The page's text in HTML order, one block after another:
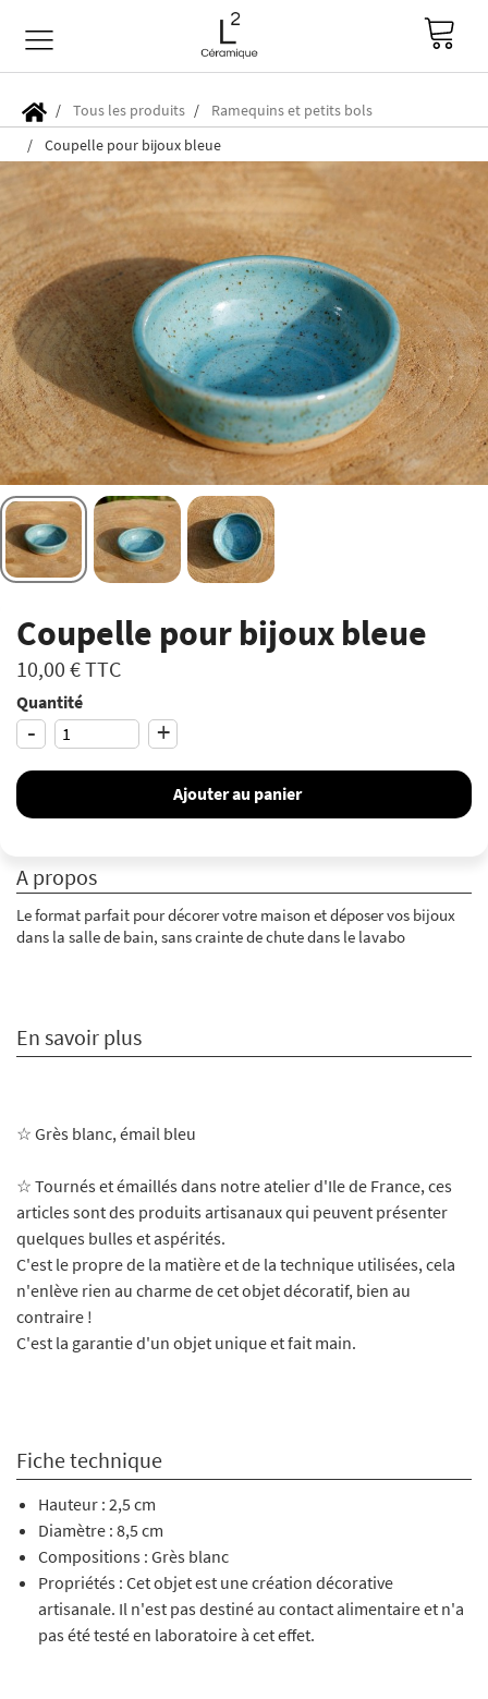
Tous les produits
Ramequins et petits bols
Coupelle pour bijoux bleue
Coupelle pour bijoux bleue
10,00 €TTC
Quantité
- +
Ajouter au panier
A propos
Le format parfait pour décorer votre maison et déposer vos bijoux
dans la salle de bain, sans crainte de chute dans le lavabo
En savoir plus
☆ Grès blanc, émail bleu
☆ Tournés et émaillés dans notre atelier d'Ile de France, ces
articles sont des produits artisanaux qui peuvent présenter
quelques bulles et aspérités.
C'est le propre de la matière et de la technique utilisées, cela
n'enlève rien au charme de cet objet décoratif, bien au
contraire !
C'est la garantie d'un objet unique et fait main.
Fiche technique
Hauteur : 2,5 cm
Diamètre : 8,5 cm
Compositions : Grès blanc
Propriétés : Cet objet est une création décorative
artisanale. Il n'est pas destiné au contact alimentaire et n'a
pas été testé en laboratoire à cet effet.